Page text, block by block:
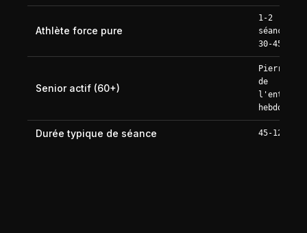
Athlète force pure
1-2
séances/
30-45 min
Senior actif (60+)
Pierre
de
Durée typique de séance 45-120